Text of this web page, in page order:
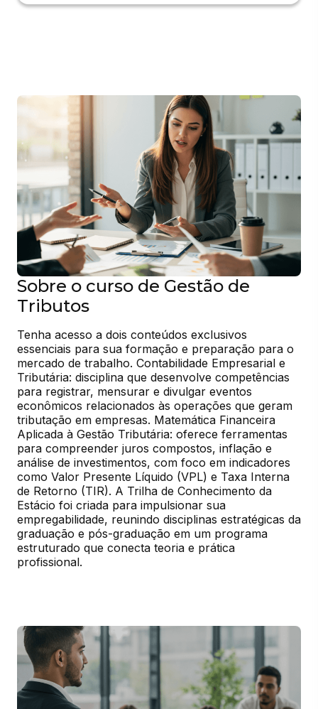
Sobre o curso de Gestão de
Tributos
Tenha acesso a dois conteúdos exclusivos
essenciais para sua formação e preparação para o
mercado de trabalho. Contabilidade Empresarial e
Tributária: disciplina que desenvolve competências
para registrar, mensurar e divulgar eventos
econômicos relacionados às operações que geram
tributação em empresas. Matemática Financeira
Aplicada à Gestão Tributária: oferece ferramentas
para compreender juros compostos, inflação e
análise de investimentos, com foco em indicadores
como Valor Presente Líquido (VPL) e Taxa Interna
de Retorno (TIR). A Trilha de Conhecimento da
Estácio foi criada para impulsionar sua
empregabilidade, reunindo disciplinas estratégicas da
graduação e pós-graduação em um programa
estruturado que conecta teoria e prática
profissional.